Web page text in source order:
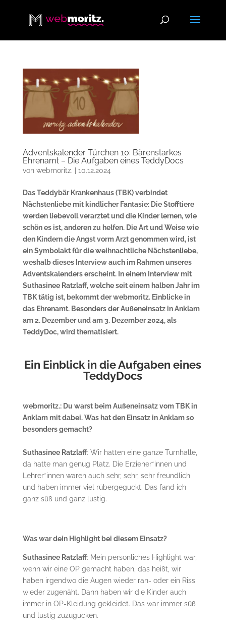
Adventskalender Türchen 10: Bärenstarkes
Ehrenamt – Die Aufgaben eines TeddyDocs
von webmoritz. 10.12.2024
Das Teddybär Krankenhaus (TBK) verbindet
Nächstenliebe mit kindlicher Fantasie: Die Stofftiere
werden liebevoll verarztet und die Kinder lernen, wie
schön es ist, anderen zu helfen. Die Art und Weise wie
den Kindern die Angst vorm Arzt genommen wird, ist
ein Symbolakt für die weihnachtliche Nächstenliebe,
weshalb dieses Interview auch im Rahmen unseres
Adventskalenders erscheint. In einem Interview mit
Suthasinee Ratzlaff, welche seit einem halben Jahr im
TBK tätig ist, bekommt der webmoritz. Einblicke in
das Ehrenamt. Besonders der Außeneinsatz in Anklam
am 2. Dezember und am 3. Dezember 2024, als
TeddyDoc, wird thematisiert.
Ein Einblick in die Aufgaben eines
TeddyDocs
webmoritz.: Du warst beim Außeneinsatz vom TBK in
Anklam mit dabei. Was hat den Einsatz in Anklam so
besonders gemacht?
Suthasinee Ratzlaff: Wir hatten eine ganze Turnhalle,
da hatte man genug Platz. Die Erzieher*innen und
Lehrer*innen waren auch sehr, sehr, sehr freundlich
und haben immer viel rübergeguckt. Das fand ich
ganz süß und ganz lustig.
Was war dein Highlight bei diesem Einsatz?
Suthasinee Ratzlaff: Mein persönliches Highlight war,
wenn wir eine OP gemacht haben, das heißt, wir
haben irgendwo die Augen wieder ran- oder ein Riss
wieder zugenäht. Dann haben wir die Kinder auch
immer in OP-Kleidung gekleidet. Das war immer süß
und lustig zuzugucken.